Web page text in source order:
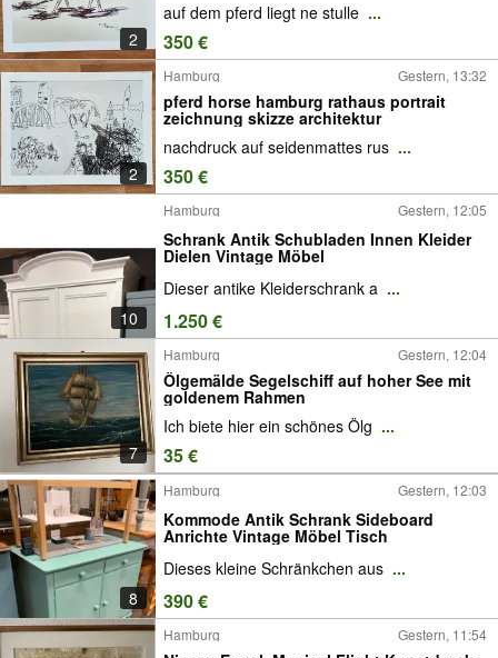
2
auf dem pferd liegt ne stulle ...
350 €
2
Hamburg Gestern, 13:32
pferd horse hamburg rathaus portrait
zeichnung skizze architektur
nachdruck auf seidenmattes rus ...
350 €
10
Hamburg Gestern, 12:05
Schrank Antik Schubladen Innen Kleider
Dielen Vintage Möbel
Dieser antike Kleiderschrank a ...
1.250 €
7
Hamburg Gestern, 12:04
Ölgemälde Segelschiff auf hoher See mit
goldenem Rahmen
Ich biete hier ein schönes Ölg ...
35 €
8
Hamburg Gestern, 12:03
Kommode Antik Schrank Sideboard
Anrichte Vintage Möbel Tisch
Dieses kleine Schränkchen aus ...
390 €
Hamburg Gestern, 11:54